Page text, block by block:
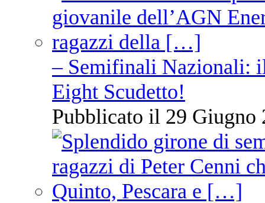
– Semifinali Nazionali:
Eight Scudetto!
Pubblicato il 29 Giugno